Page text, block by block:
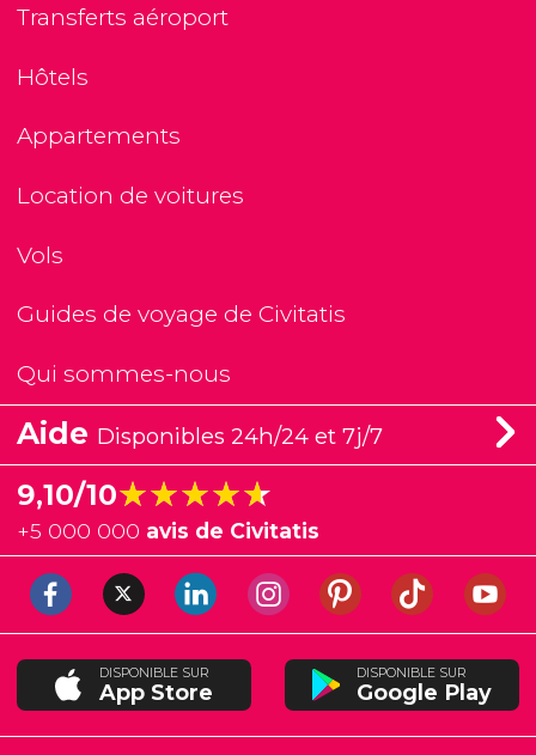
Transferts aéroport
Hôtels
Appartements
Location de voitures
Vols
Guides de voyage de Civitatis
Qui sommes-nous
Aide Disponibles 24h/24 et 7j/7
9,10/10★★★★★
★★★★★
+5 000 000 avis de Civitatis
DISPONIBLE SUR
App Store
DISPONIBLE SUR
Google Play